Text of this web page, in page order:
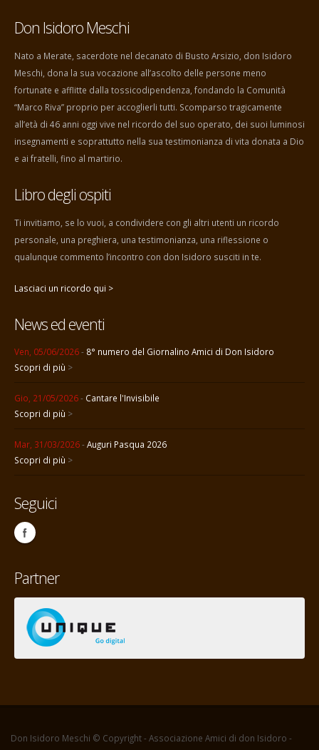
Don Isidoro Meschi
Nato a Merate, sacerdote nel decanato di Busto Arsizio, don Isidoro
Meschi, dona la sua vocazione all’ascolto delle persone meno
fortunate e afflitte dalla tossicodipendenza, fondando la Comunità
“Marco Riva” proprio per accoglierli tutti. Scomparso tragicamente
all’età di 46 anni oggi vive nel ricordo del suo operato, dei suoi luminosi
insegnamenti e soprattutto nella sua testimonianza di vita donata a Dio
e ai fratelli, fino al martirio.
Libro degli ospiti
Ti invitiamo, se lo vuoi, a condividere con gli altri utenti un ricordo
personale, una preghiera, una testimonianza, una riflessione o
qualunque commento l’incontro con don Isidoro susciti in te.
Lasciaci un ricordo qui >
News ed eventi
Ven, 05/06/2026- 8° numero del Giornalino Amici di Don Isidoro
Scopri di più >
Gio, 21/05/2026- Cantare l'Invisibile
Scopri di più >
Mar, 31/03/2026-Auguri Pasqua 2026
Scopri di più >
Seguici
Partner
Don Isidoro Meschi © Copyright - Associazione Amici di don Isidoro -